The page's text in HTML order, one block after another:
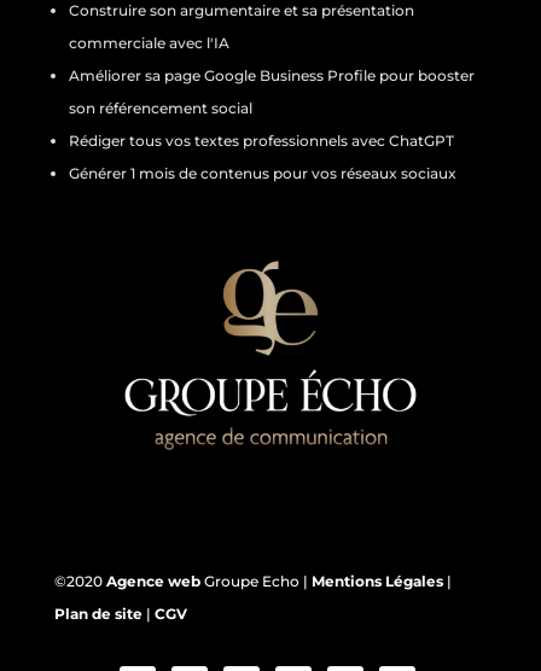
Construire son argumentaire et sa présentation
commerciale avec l'IA
Améliorer sa page Google Business Profile pour booster
son référencement social
Rédiger tous vos textes professionnels avec ChatGPT
Générer 1 mois de contenus pour vos réseaux sociaux
©2020 Agence web Groupe Echo | Mentions Légales|
Plan de site| CGV